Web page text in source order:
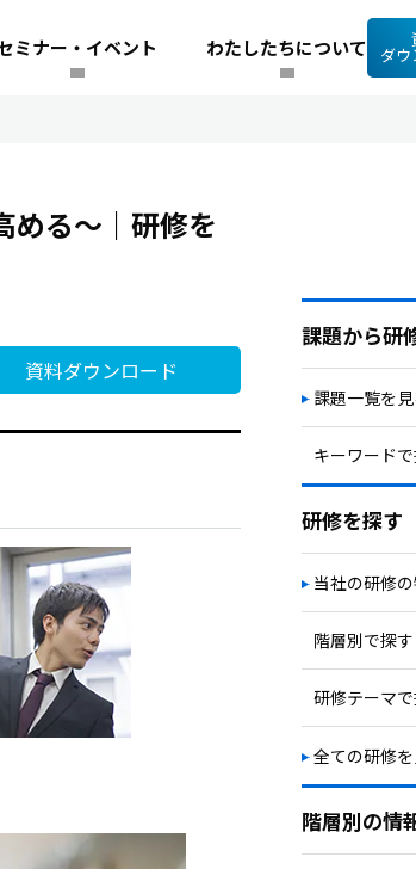
ミナー・イベント わたしたちについて
ダウ
める～｜研修を
資料ダウンロード
課題から研
課題一覧を見
キーワード
次期リー
自立・自
視野・視
教育体系
研修を探す
当社の研修
階層別で探す
新入社員
若手社員
中堅社員
管理職向
経営幹部
研修テーマ
ビジネス
コミュニ
マネジメ
ビジネス
全ての研修を
階層別の情